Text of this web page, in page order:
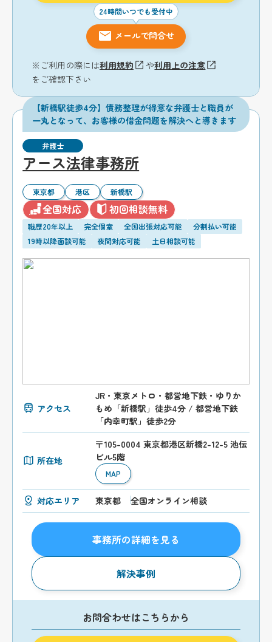
24時間いつでも受付中
メールで問合せ
※ご利用の際には利用規約 や利用上の注意
をご確認下さい
【新橋駅徒歩4分】債務整理が得意な弁護士と職員が
一丸となって、お客様の借金問題を解決へと導きます
弁護士
アース法律事務所
東京都 港区 新橋駅
全国対応 初回相談無料
職歴20年以上 完全個室 全国出張対応可能
分割払い可能
19時以降面談可能
夜間対応可能 土日相談可能
アクセス
JR・東京メトロ・都営地下鉄・ゆりか
もめ「新橋駅」徒歩4分 / 都営地下鉄
「内幸町駅」徒歩2分
所在地
〒105-0004 東京都港区新橋2-12-5 池伝
ビル5階
MAP
対応エリア 東京都 全国オンライン相談
事務所の詳細を見る
解決事例
お問合わせはこちらから